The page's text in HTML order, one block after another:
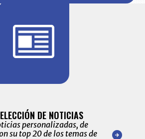
DE NOTICIAS
personalizadas, de
su top 20 de los temas de